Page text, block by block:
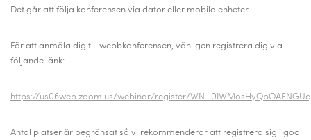
Det går att följa konferensen via dator eller mobila enheter.
För att anmäla dig till webbkonferensen, vänligen registrera dig via
följande länk:
https://us06web.zoom.us/webinar/register/
Antal platser är begränsat så vi rekommenderar att registrera sig i god